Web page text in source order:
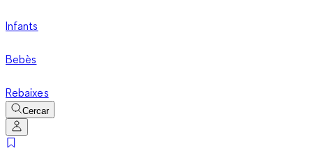
Infants
Bebès
Rebaixes
Cercar